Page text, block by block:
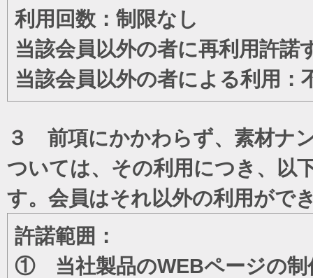
利用回数：制限なし
当該会員以外の者に再利用許諾
当該会員以外の者による利用：
３ 前項にかかわらず、素材ナ
ついては、その利用につき、以
す。会員はそれ以外の利用がで
許諾範囲：
① 当社製品のWEBページの制